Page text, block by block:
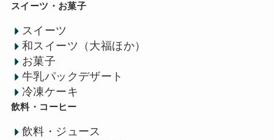
スイーツ・お菓子
スイーツ
和スイーツ（大福ほか）
お菓子
牛乳パックデザート
冷凍ケーキ
飲料・コーヒー
飲料・ジュース